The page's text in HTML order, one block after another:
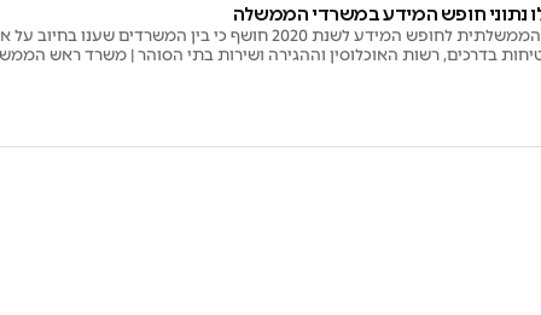
נתוני חופש המידע במשרדי הממשלה
דו"ח פעילות היחידה הממשלתית לחופש המידע לשנת 2020 חושף כי בין
בדרכים, רשות האוכלוסין וההגירה ושירות בתי הסוהר | משרד ראש
אליהם